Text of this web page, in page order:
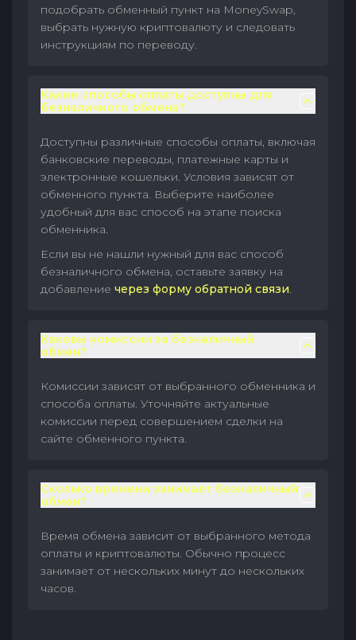
подобрать обменный пункт на MoneySwap,
выбрать нужную криптовалюту и следовать
инструкциям по переводу.
Какие способы оплаты доступны для
безналичного обмена?
Доступны различные способы оплаты, включая
банковские переводы, платежные карты и
электронные кошельки. Условия зависят от
обменного пункта. Выберите наиболее
удобный для вас способ на этапе поиска
обменника.
Если вы не нашли нужный для вас способ
безналичного обмена, оставьте заявку на
добавление через форму обратной связи.
Каковы комиссии за безналичный
обмен?
Комиссии зависят от выбранного обменника и
способа оплаты. Уточняйте актуальные
комиссии перед совершением сделки на
сайте обменного пункта.
Сколько времени занимает безналичный
обмен?
Время обмена зависит от выбранного метода
оплаты и криптовалюты. Обычно процесс
занимает от нескольких минут до нескольких
часов.